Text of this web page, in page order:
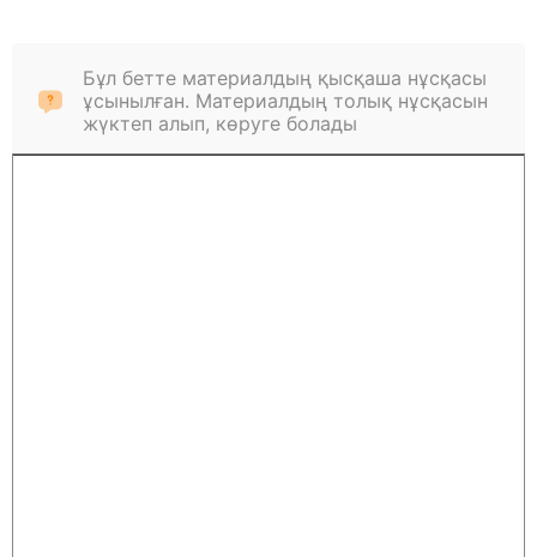
Бұл бетте материалдың қысқаша нұсқасы
ұсынылған. Материалдың толық нұсқасын
жүктеп алып, көруге болады